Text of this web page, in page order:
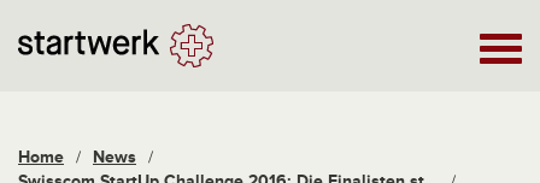
Home / News /